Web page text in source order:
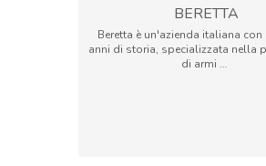
BERETTA
Beretta è un'azienda italiana
anni di storia, specializzata nella
di armi …